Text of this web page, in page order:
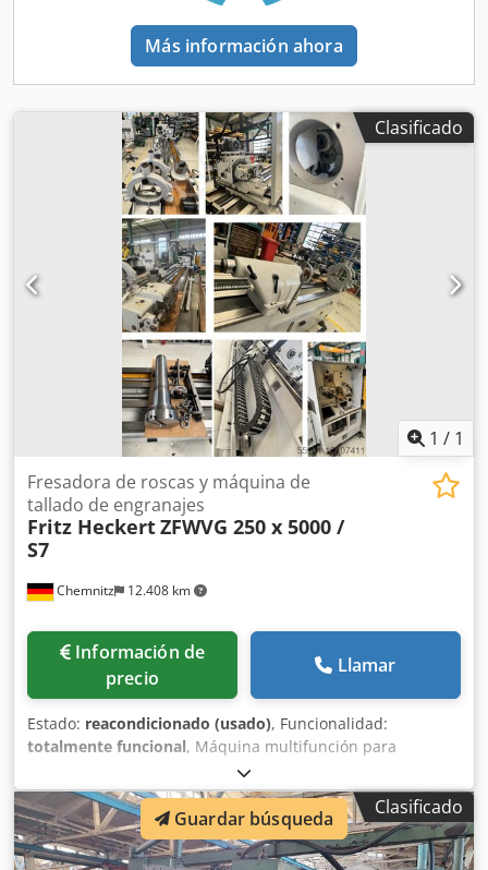
Más información ahora
Clasificado
1 / 1
Chemnitz 12.408 km
Fresadora de roscas y máquina de
tallado de engranajes
Fritz HeckertZFWVG 250 x 5000 /
S7
Información de
precio
Llamar
Estado: reacondicionado (usado), Funcionalidad:
totalmente funcional, Máquina multifunción para
perfilado, tallado y fresado de roscas ZFWVG 250x5000 / S7
• Fresado de roscas • Tallado por generación • Fresado
longitudinal Diámetro máximo de la pieza sobre el carro:
250mm Diámetro máximo de la pieza sobre la bancada:
500mm Djdpew Hquxsfx Ad Rjwa Diámetro del agujero del
Clasificado
Guardar búsqueda